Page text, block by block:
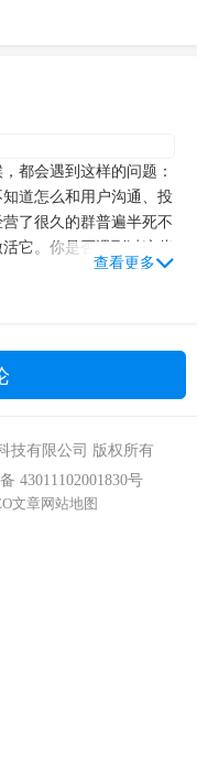
捷、更有效率。视频
频号的时候，就要开始
位，考虑好如何结合私
频号+”给我们带来的三
查看更多